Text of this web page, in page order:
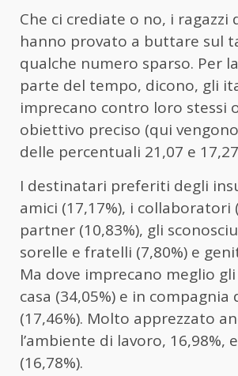
Che ci crediate o no, i ragazzi
hanno provato a buttare sul
qualche numero sparso. Per
parte del tempo, dicono, gli
imprecano contro loro stessi
obiettivo preciso (qui
delle percentuali 21,07 e
I destinatari preferiti degli
amici (17,17%), i collaboratori
partner (10,83%), gli
sorelle e fratelli (7,80%) e
Ma dove imprecano meglio
casa (34,05%) e in compagnia
(17,46%). Molto apprezzato
l’ambiente di lavoro, 16,98%,
(16,78%).